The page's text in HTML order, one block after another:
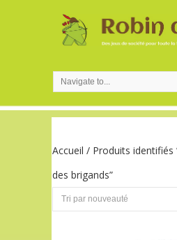
Accueil / Produits identifiés
des brigands”